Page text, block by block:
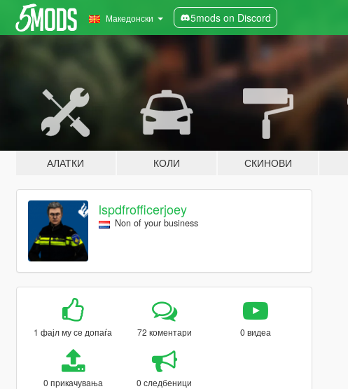
Македонски 5mods on Discord
АЛАТКИ КОЛИ СКИНОВИ
lspdfrofficerjoey
Non of your business
1 фајл му се допаѓа 72 коментари 0 видеа
0 прикачувања 0 следбеници